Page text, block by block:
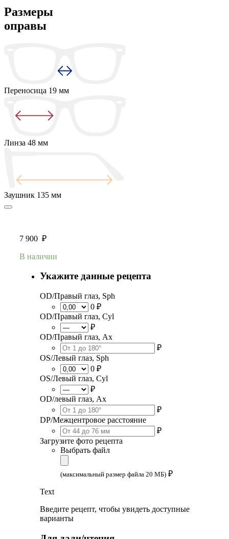
Размеры
оправы
Переносица 19 мм
Линза 48 мм
Заушник 135 мм
7 900 ₽
В наличии
Укажите данные рецепта
OD/Правый глаз, Sph
0 ₽
OD/Правый глаз, Cyl
₽
OD/Правый глаз, Ax
₽
OS/Левый глаз, Sph
0 ₽
OS/Левый глаз, Cyl
₽
OD/левый глаз, Ax
₽
DP/Межцентровое расстояние
₽
Загрузите фото рецепта
Выбрать файл
(максимальный размер файла 20 МБ) ₽
Text
Введите рецепт, чтобы увидеть доступные
варианты